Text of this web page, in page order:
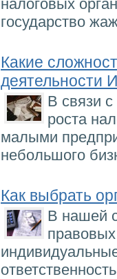
налоговых
государство
Какие
деятельности
В связи
роста
малыми
небольшого
Как выбрать
В нашей